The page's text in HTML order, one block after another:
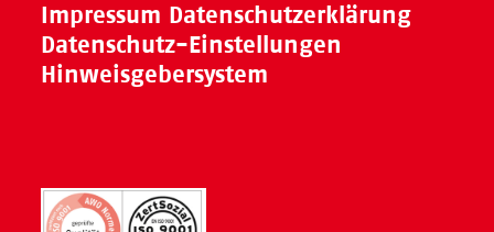
Impressum Datenschutzerklärung
Datenschutz-Einstellungen
Hinweisgebersystem